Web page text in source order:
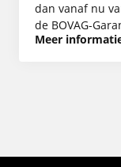
dan vanaf nu
de BOVAG-
Meer